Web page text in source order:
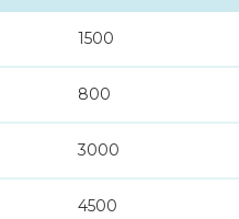
1500
800
3000
4500